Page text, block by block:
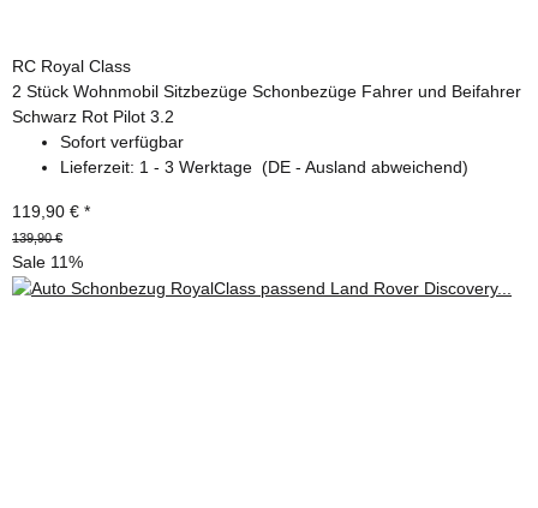
RC Royal Class
2 Stück Wohnmobil Sitzbezüge Schonbezüge Fahrer und Beifahrer
Schwarz Rot Pilot 3.2
Sofort verfügbar
Lieferzeit: 1 - 3 Werktage (DE - Ausland abweichend)
119,90 € *
139,90 €
Sale 11%